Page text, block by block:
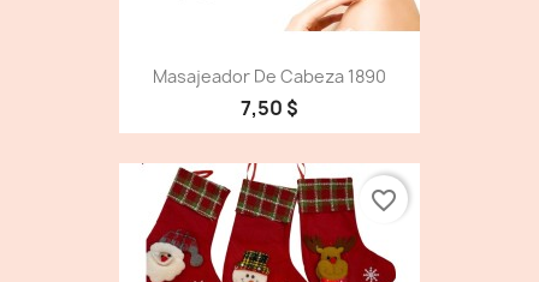
Masajeador De Cabeza 1890
7,50 $
favorite_border